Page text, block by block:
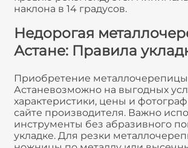
наклона в 14 градусов.
Недорогая
Астане: Правила
Приобретение
Астаневозможно на выгодных
характеристики, цены и
сайте производителя. Важно
инструменты без абразивного
укладке. Для резки